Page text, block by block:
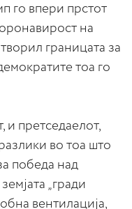
го впери прстот
на
границата за
тоа го
и претседаелот,
во тоа што
победа над
„гради
вентилација,